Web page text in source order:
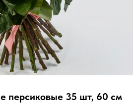
персиковые 35 шт, 60 см